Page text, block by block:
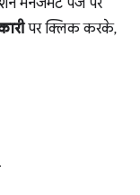
मैनेजमेंट पेज पर
पर क्लिक करके,